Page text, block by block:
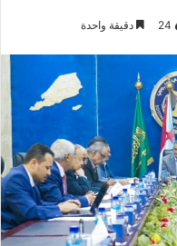
24 دقيقة واحدة